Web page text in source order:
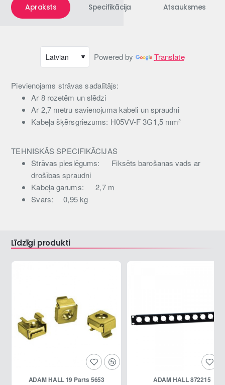
Apraksts Specifikācija Atsauksmes
Powered by Translate
Pievienojams strāvas sadalītājs:
Ar 8 rozetēm un slēdzi
Ar 2,7 metru savienojuma kabeli un spraudni
Kabeļa šķērsgriezums: H05VV-F 3G1,5 mm²
TEHNISKĀS SPECIFIKĀCIJAS
Strāvas pieslēgums:
Fiksēts barošanas vads ar
drošības spraudni
Kabeļa garums:
2,7 m
Svars:
0,95 kg
Līdzīgi produkti
ADAM HALL 19 Parts 5653 ADAM HALL 872215